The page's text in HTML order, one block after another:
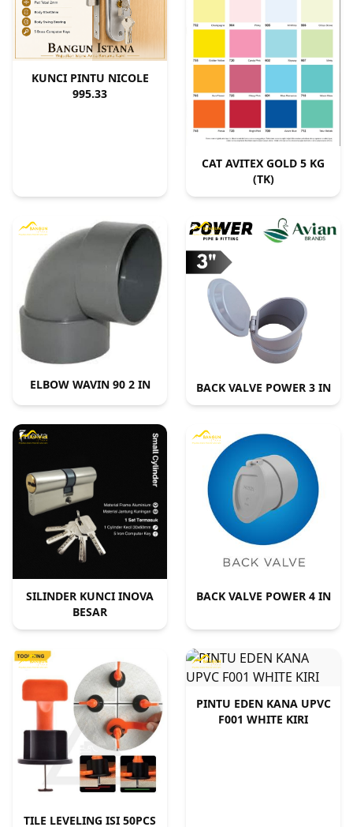
KUNCI PINTU NICOLE
995.33
CAT AVITEX GOLD 5 KG
(TK)
ELBOW WAVIN 90 2 IN BACK VALVE POWER 3 IN
SILINDER KUNCI INOVA
BESAR
BACK VALVE POWER 4 IN
TILE LEVELING ISI 50PCS
PINTU EDEN KANA UPVC
F001 WHITE KIRI